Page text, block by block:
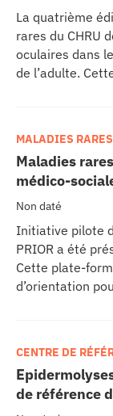
La quatrième
rares du CHRU
oculaires dans
de l’adulte.
Maladies
médico-
Non daté
MALADIES RARES
Initiative pilote
PRIOR a été
Cette plate-
d’orientation
rares. 165 000
Pays de Loire.
de référence
CENTRE DE